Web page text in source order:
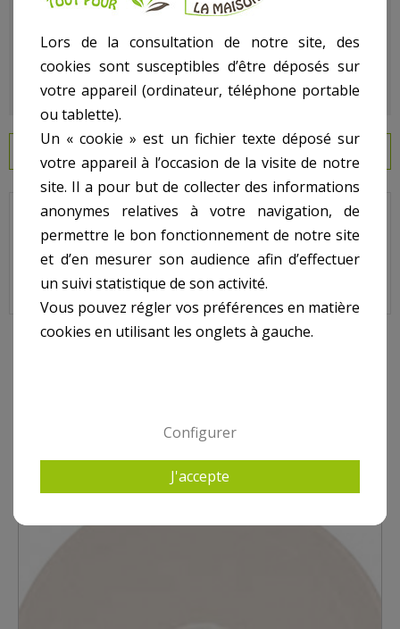
Butée pour skimmer WELTICO.
Butée Skimmer WELTICO, 60494
Lors de la consultation de notre site, des
cookies sont susceptibles d’être déposés sur
votre appareil (ordinateur, téléphone portable
ou tablette).
Un « cookie » est un fichier texte déposé sur
votre appareil à l’occasion de la visite de notre
site. Il a pour but de collecter des informations
anonymes relatives à votre navigation, de
permettre le bon fonctionnement de notre site
et d’en mesurer son audience afin d’effectuer
un suivi statistique de son activité.
Vous pouvez régler vos préférences en matière
cookies en utilisant les onglets à gauche.
Configurer
J'accepte